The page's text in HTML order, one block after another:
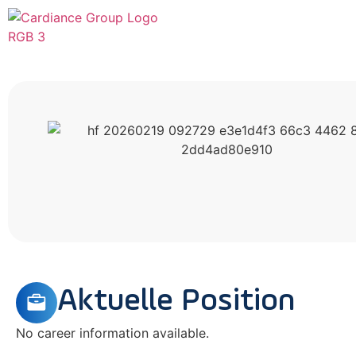
Aktuelle Position
No career information available.